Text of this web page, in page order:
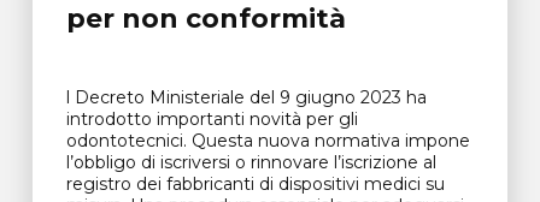
per non conformità
l Decreto Ministeriale del 9 giugno 2023 ha
introdotto importanti novità per gli
odontotecnici. Questa nuova normativa impone
l’obbligo di iscriversi o rinnovare l’iscrizione al
registro dei fabbricanti di dispositivi medici su